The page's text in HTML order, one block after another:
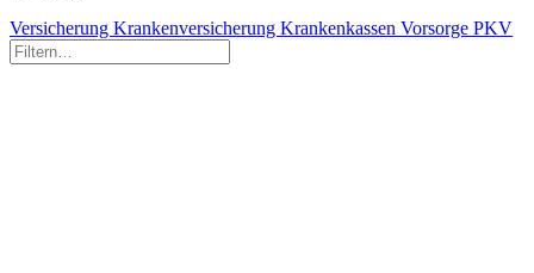
Versicherung Krankenversicherung Krankenkassen Vorsorge PKV